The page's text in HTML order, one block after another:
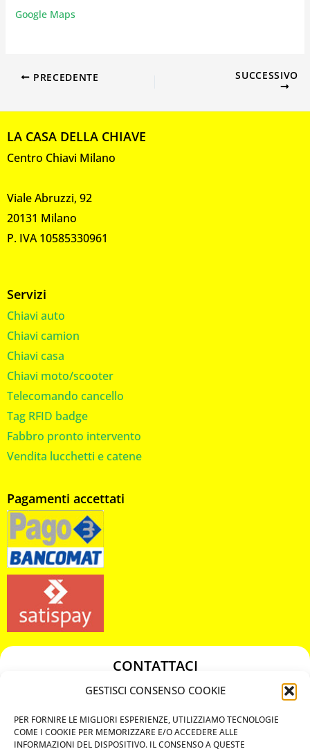
GESTISCI CONSENSO COOKIE
PER FORNIRE LE MIGLIORI ESPERIENZE, UTILIZZIAMO TECNOLOGIE
COME I COOKIE PER MEMORIZZARE E/O ACCEDERE ALLE
INFORMAZIONI DEL DISPOSITIVO. IL CONSENSO A QUESTE
Google Maps
PRECEDENTE SUCCESSIVO
LA CASA DELLA CHIAVE
Centro Chiavi Milano
Viale Abruzzi, 92
20131 Milano
P. IVA 10585330961
Servizi
Chiavi auto
Chiavi camion
Chiavi casa
Chiavi moto/scooter
Telecomando cancello
Tag RFID badge
Fabbro pronto intervento
Vendita lucchetti e catene
Pagamenti accettati
CONTATTACI
349 3863811
chiavicodificate@gmail.com